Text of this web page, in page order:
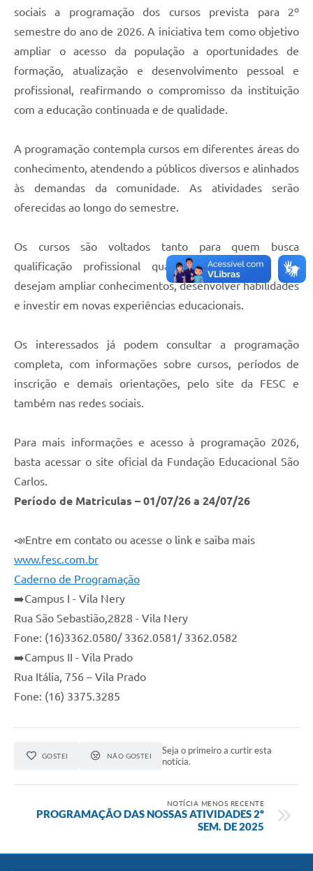
sociais a programação dos cursos prevista para 2º
semestre do ano de 2026. A iniciativa tem como objetivo
ampliar o acesso da população a oportunidades de
formação, atualização e desenvolvimento pessoal e
profissional, reafirmando o compromisso da instituição
com a educação continuada e de qualidade.
A programação contempla cursos em diferentes áreas do
conhecimento, atendendo a públicos diversos e alinhados
às demandas da comunidade. As atividades serão
oferecidas ao longo do semestre.
Os cursos são voltados tanto para quem busca
qualificação profissional quanto para aqueles que
desejam ampliar conhecimentos, desenvolver habilidades
e investir em novas experiências educacionais.
Os interessados já podem consultar a programação
completa, com informações sobre cursos, períodos de
inscrição e demais orientações, pelo site da FESC e
também nas redes sociais.
Para mais informações e acesso à programação 2026,
basta acessar o site oficial da Fundação Educacional São
Carlos.
Período de Matriculas – 01/07/26 a 24/07/26
📣Entre em contato ou acesse o link e saiba mais
www.fesc.com.br
Caderno de Programação
➡️Campus I - Vila Nery
Rua São Sebastião,2828 - Vila Nery
Fone: (16)3362.0580/ 3362.0581/ 3362.0582
➡️Campus II - Vila Prado
Rua Itália, 756 – Vila Prado
Fone: (16) 3375.3285
GOSTEI NÃO GOSTEI
Seja o primeiro a curtir esta
notícia.
NOTÍCIA MENOS RECENTE
PROGRAMAÇÃO DAS NOSSAS ATIVIDADES 2º
SEM. DE 2025